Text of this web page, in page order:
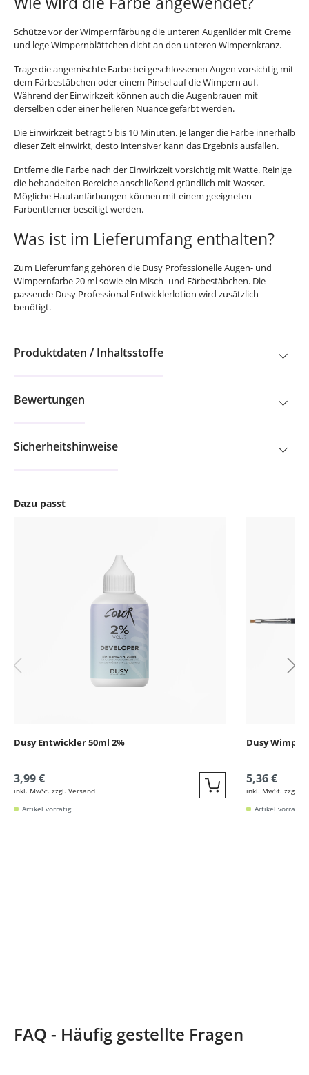
Dazu passt
Dusy Entwickler 50ml 2%
3,99 €
inkl. MwSt. zzgl. Versand Quickbuy
Artikel vorrätig
Dusy
5,36 €
inkl. MwSt. zzgl.
Artikel vorrätig
Schütze vor der Wimpernfärbung die unteren Augenlider mit Creme
und lege Wimpernblättchen dicht an den unteren Wimpernkranz.
Trage die angemischte Farbe bei geschlossenen Augen vorsichtig mit
dem Färbestäbchen oder einem Pinsel auf die Wimpern auf.
Während der Einwirkzeit können auch die Augenbrauen mit
derselben oder einer helleren Nuance gefärbt werden.
Die Einwirkzeit beträgt 5 bis 10 Minuten. Je länger die Farbe innerhalb
dieser Zeit einwirkt, desto intensiver kann das Ergebnis ausfallen.
Entferne die Farbe nach der Einwirkzeit vorsichtig mit Watte. Reinige
die behandelten Bereiche anschließend gründlich mit Wasser.
Mögliche Hautanfärbungen können mit einem geeigneten
Farbentferner beseitigt werden.
Was ist im Lieferumfang enthalten?
Zum Lieferumfang gehören die Dusy Professionelle Augen- und
Wimpernfarbe 20 ml sowie ein Misch- und Färbestäbchen. Die
passende Dusy Professional Entwicklerlotion wird zusätzlich
benötigt.
Produktdaten / Inhaltsstoffe
Bewertungen
Sicherheitshinweise
FAQ - Häufig gestellte Fragen